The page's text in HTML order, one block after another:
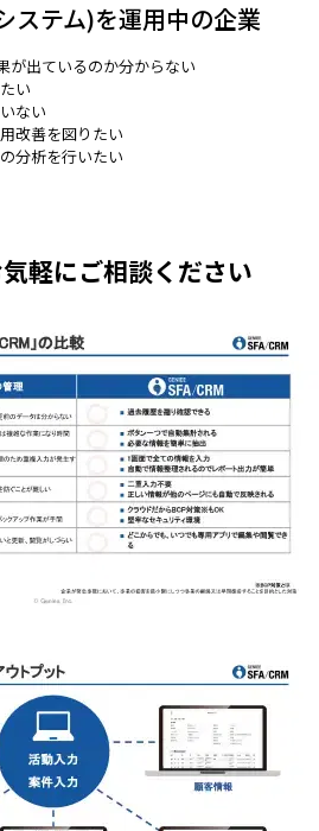
ステム)を運用中の企業
が出ているのか分からない
い
ない
改善を図りたい
分析を行いたい
軽にご相談ください